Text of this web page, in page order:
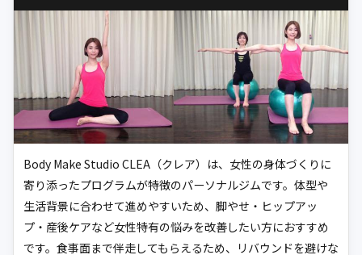
Body Make Studio CLEA（クレア）は、女性の身体づくりに
寄り添ったプログラムが特徴のパーソナルジムです。体型や
生活背景に合わせて進めやすいため、脚やせ・ヒップアッ
プ・産後ケアなど女性特有の悩みを改善したい方におすすめ
です。食事面まで伴走してもらえるため、リバウンドを避けな